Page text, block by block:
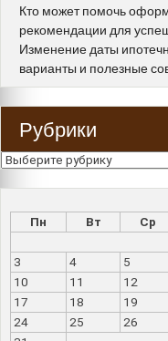
Кто может помочь
рекомендации для
Изменение даты
варианты и полезные
Рубрики
Рубрики
Пн
Вт Ср
3
4 5
10
11 12
17
18 19
24
25 26